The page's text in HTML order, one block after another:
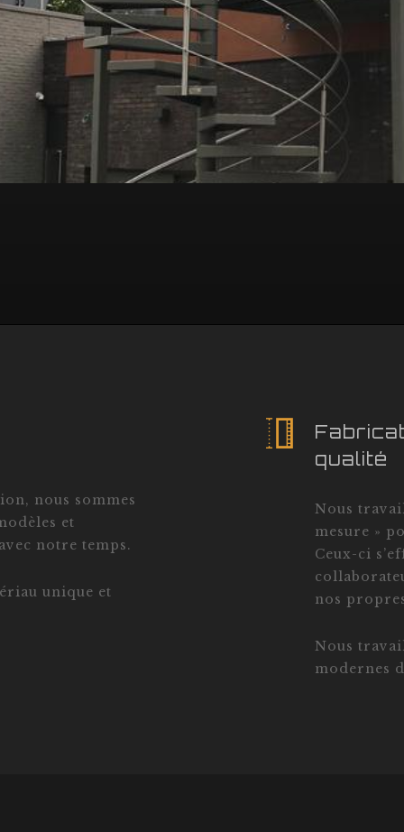
nous sommes
et
notre temps.
unique et
qualité
Nous
mesure »
Ceux-ci
nos
Nous
modernes